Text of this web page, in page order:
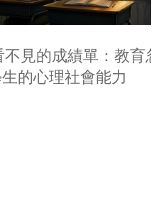
不見的成績單：教育忽
的心理社會能力